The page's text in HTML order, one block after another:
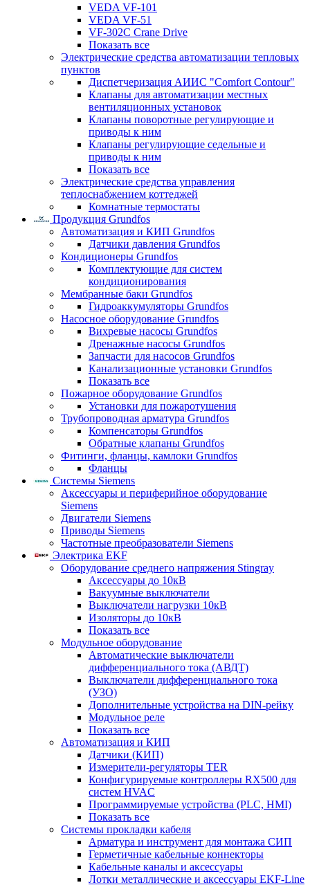
VEDA VF-101
VEDA VF-51
VF-302C Crane Drive
Показать все
Электрические средства автоматизации тепловых
пунктов
Диспетчеризация АИИС "Comfort Contour"
Клапаны для автоматизации местных
вентиляционных установок
Клапаны поворотные регулирующие и
приводы к ним
Клапаны регулирующие седельные и
приводы к ним
Показать все
Электрические средства управления
теплоснабжением коттеджей
Комнатные термостаты
Продукция Grundfos
Автоматизация и КИП Grundfos
Датчики давления Grundfos
Кондиционеры Grundfos
Комплектующие для систем
кондиционирования
Мембранные баки Grundfos
Гидроаккумуляторы Grundfos
Насосное оборудование Grundfos
Вихревые насосы Grundfos
Дренажные насосы Grundfos
Запчасти для насосов Grundfos
Канализационные установки Grundfos
Показать все
Пожарное оборудование Grundfos
Установки для пожаротушения
Трубопроводная арматура Grundfos
Компенсаторы Grundfos
Обратные клапаны Grundfos
Фитинги, фланцы, камлоки Grundfos
Фланцы
Системы Siemens
Аксессуары и периферийное оборудование
Siemens
Двигатели Siemens
Приводы Siemens
Частотные преобразователи Siemens
Электрика EKF
Оборудование среднего напряжения Stingray
Аксессуары до 10кВ
Вакуумные выключатели
Выключатели нагрузки 10кВ
Изоляторы до 10кВ
Показать все
Модульное оборудование
Автоматические выключатели
дифференциального тока (АВДТ)
Выключатели дифференциального тока
(УЗО)
Дополнительные устройства на DIN-рейку
Модульное реле
Показать все
Автоматизация и КИП
Датчики (КИП)
Измерители-регуляторы TER
Конфигурируемые контроллеры RX500 для
систем HVAC
Программируемые устройства (PLC, HMI)
Показать все
Системы прокладки кабеля
Арматура и инструмент для монтажа СИП
Герметичные кабельные коннекторы
Кабельные каналы и аксессуары
Лотки металлические и аксессуары EKF-Line